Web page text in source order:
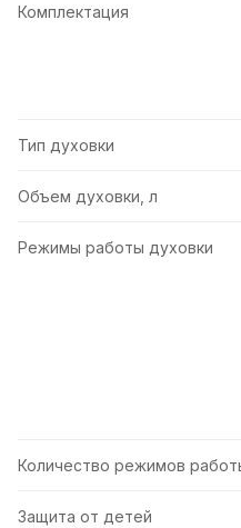
Комплектация
Тип духовки
Объем духовки, л
Режимы работы духовки
Количество режимов
Защита от детей